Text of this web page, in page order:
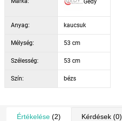
Anyag: kaucsuk
Mélység: 53 cm
Szélesség: 53 cm
Szín: bézs
Értékelése(2) Kérdések(0)